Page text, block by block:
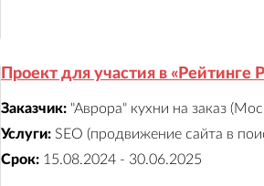
Проект для участия в «Рейтинге
Заказчик: "Аврора" кухни на заказ
Услуги: SEO (продвижение сайта в
Срок: 15.08.2024 - 30.06.2025